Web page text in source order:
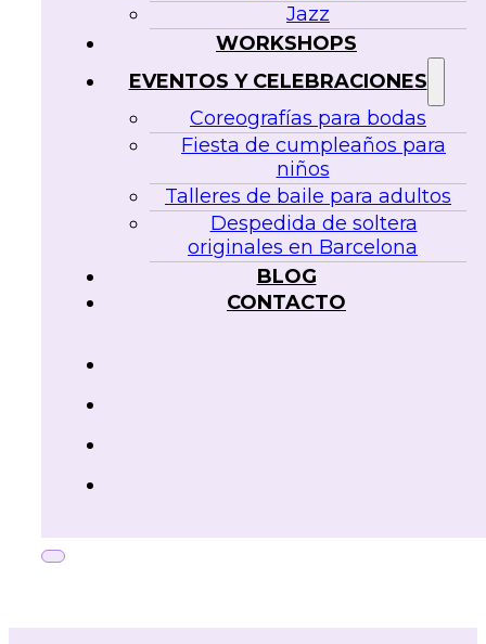
Jazz
WORKSHOPS
EVENTOS Y CELEBRACIONES
Coreografías para bodas
Fiesta de cumpleaños para
niños
Talleres de baile para adultos
Despedida de soltera
originales en Barcelona
BLOG
CONTACTO